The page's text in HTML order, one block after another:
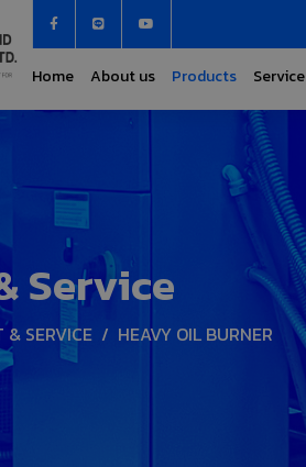
Home About us Products Service
Service
& SERVICE HEAVY OIL BURNER